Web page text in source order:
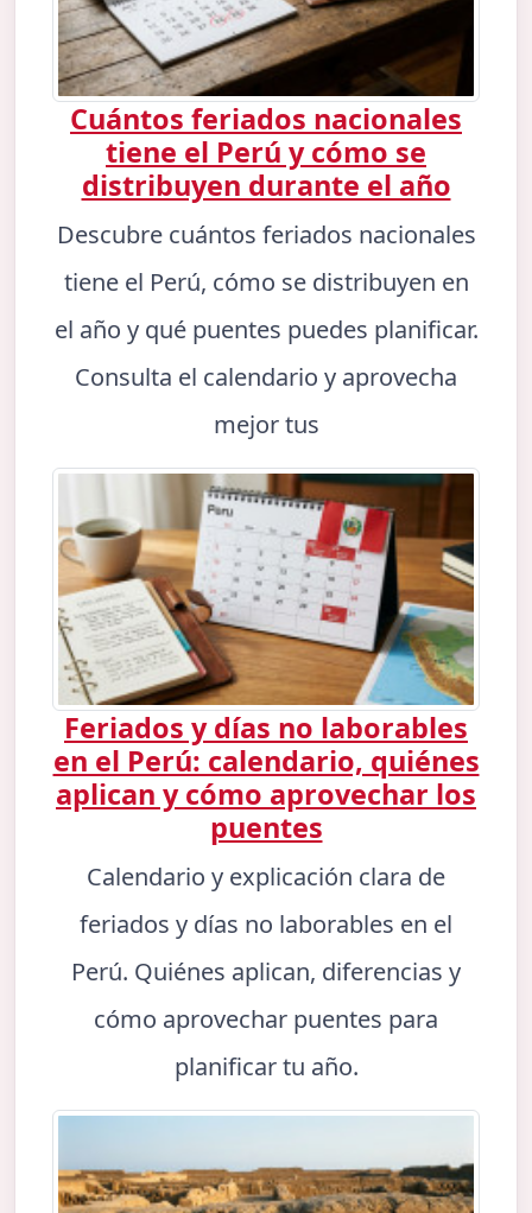
Cuántos feriados nacionales
tiene el Perú y cómo se
distribuyen durante el año
Descubre cuántos feriados nacionales
tiene el Perú, cómo se distribuyen en
el año y qué puentes puedes planificar.
Consulta el calendario y aprovecha
mejor tus
Feriados y días no laborables
en el Perú: calendario, quiénes
aplican y cómo aprovechar los
puentes
Calendario y explicación clara de
feriados y días no laborables en el
Perú. Quiénes aplican, diferencias y
cómo aprovechar puentes para
planificar tu año.